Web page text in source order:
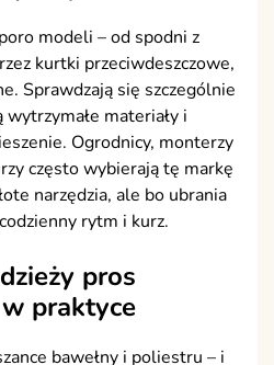
modeli – od spodni z
kurtki przeciwdeszczowe,
Sprawdzają się szczególnie
materiały i
Ogrodnicy, monterzy
często wybierają tę markę
narzędzia, ale bo ubrania
rytm i kurz.
pros
praktyce
bawełny i poliestru – i